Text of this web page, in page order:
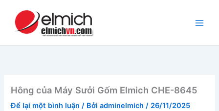
Hông của Máy Sưởi Gốm Elmich CHE-8645
Để lại một bình luận / Bởiadminelmich/ 26/11/2025